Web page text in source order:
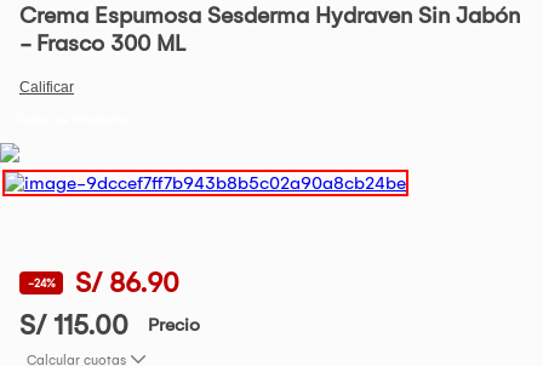
Crema Espumosa Sesderma Hydraven Sin Jabón
- Frasco 300 ML
-24%
S/ 86.90
S/ 115.00
Precio
Calcular cuotas